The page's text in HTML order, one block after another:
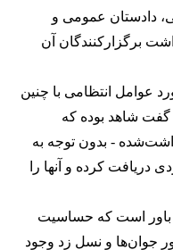
دادستان عمومی و
برگزارکنندگان آن
عوامل انتظامی با چنین
گفت شاهد بوده که
- بدون توجه به
دریافت کرده و آنها را
باور است که حساسیت
جوان‌ها و نسل زد وجود